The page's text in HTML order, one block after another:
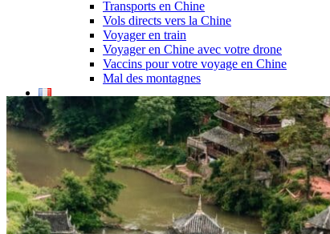
Transports en Chine
Vols directs vers la Chine
Voyager en train
Voyager en Chine avec votre drone
Vaccins pour votre voyage en Chine
Mal des montagnes
Demande d’info
09 83 07 44 60